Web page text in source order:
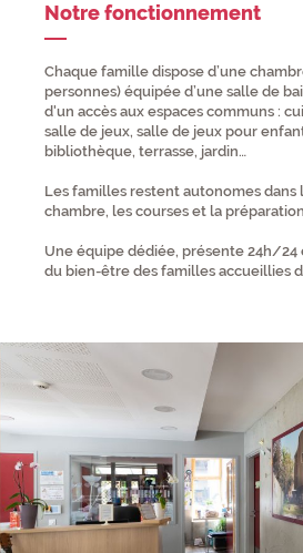
Notre fonctionnement
Chaque famille dispose d’une
personnes) équipée d’une salle de
d'un accès aux espaces communs :
salle de jeux, salle de jeux pour
bibliothèque, terrasse, jardin…
Les familles restent autonomes dans
chambre, les courses et la
Une équipe dédiée, présente 24h/
du bien-être des familles accueillies